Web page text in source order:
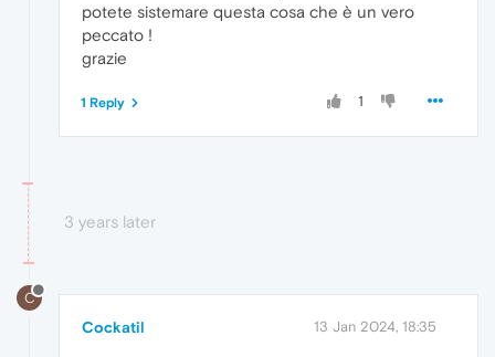
potete sistemare questa cosa che è un vero
peccato !
grazie
1
1 Reply
3 years later
C
Cockatil 13 Jan 2024, 18:35